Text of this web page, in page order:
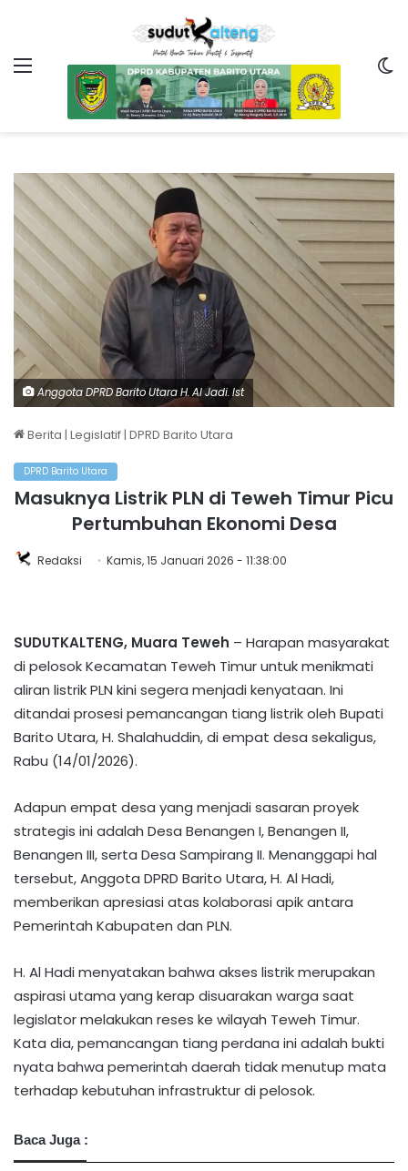
Menu
Anggota DPRD Barito Utara H. Al Jadi. Ist
Berita | Legislatif| DPRD Barito Utara
DPRD Barito Utara
Masuknya Listrik PLN di Teweh Timur Picu
Pertumbuhan Ekonomi Desa
Redaksi Kamis, 15 Januari 2026 - 11:38:00
SUDUTKALTENG, Muara Teweh – Harapan masyarakat
di pelosok Kecamatan Teweh Timur untuk menikmati
aliran listrik PLN kini segera menjadi kenyataan. Ini
ditandai prosesi pemancangan tiang listrik oleh Bupati
Barito Utara, H. Shalahuddin, di empat desa sekaligus,
Rabu (14/01/2026).
​Adapun empat desa yang menjadi sasaran proyek
strategis ini adalah Desa Benangen I, Benangen II,
Benangen III, serta Desa Sampirang II. Menanggapi hal
tersebut, Anggota DPRD Barito Utara, H. Al Hadi,
memberikan apresiasi atas kolaborasi apik antara
Pemerintah Kabupaten dan PLN.
​H. Al Hadi menyatakan bahwa akses listrik merupakan
aspirasi utama yang kerap disuarakan warga saat
legislator melakukan reses ke wilayah Teweh Timur.
Kata dia, pemancangan tiang perdana ini adalah bukti
nyata bahwa pemerintah daerah tidak menutup mata
terhadap kebutuhan infrastruktur di pelosok.
Baca Juga :